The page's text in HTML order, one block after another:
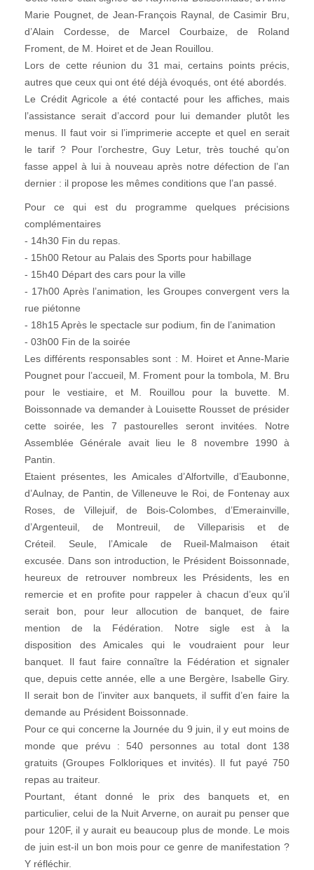
Marie Pougnet, de Jean-François Raynal, de Casimir Bru,
d’Alain Cordesse, de Marcel Courbaize, de Roland
Froment, de M. Hoiret et de Jean Rouillou.
Lors de cette réunion du 31 mai, certains points précis,
autres que ceux qui ont été déjà évoqués, ont été abordés.
Le Crédit Agricole a été contacté pour les affiches, mais
l’assistance serait d’accord pour lui demander plutôt les
menus. Il faut voir si l’imprimerie accepte et quel en serait
le tarif ? Pour l’orchestre, Guy Letur, très touché qu’on
fasse appel à lui à nouveau après notre défection de l’an
dernier : il propose les mêmes conditions que l’an passé.
Pour ce qui est du programme quelques précisions
complémentaires
- 14h30 Fin du repas.
- 15h00 Retour au Palais des Sports pour habillage
- 15h40 Départ des cars pour la ville
- 17h00 Après l’animation, les Groupes convergent vers la
rue piétonne
- 18h15 Après le spectacle sur podium, fin de l’animation
- 03h00 Fin de la soirée
Les différents responsables sont : M. Hoiret et Anne-Marie
Pougnet pour l’accueil, M. Froment pour la tombola, M. Bru
pour le vestiaire, et M. Rouillou pour la buvette. M.
Boissonnade va demander à Louisette Rousset de présider
cette soirée, les 7 pastourelles seront invitées. Notre
Assemblée Générale avait lieu le 8 novembre 1990 à
Pantin.
Etaient présentes, les Amicales d’Alfortville, d’Eaubonne,
d’Aulnay, de Pantin, de Villeneuve le Roi, de Fontenay aux
Roses, de Villejuif, de Bois-Colombes, d’Emerainville,
d’Argenteuil, de Montreuil, de Villeparisis et de
Créteil. Seule, l’Amicale de Rueil-Malmaison était
excusée. Dans son introduction, le Président Boissonnade,
heureux de retrouver nombreux les Présidents, les en
remercie et en profite pour rappeler à chacun d’eux qu’il
serait bon, pour leur allocution de banquet, de faire
mention de la Fédération. Notre sigle est à la
disposition des Amicales qui le voudraient pour leur
banquet. Il faut faire connaître la Fédération et signaler
que, depuis cette année, elle a une Bergère, Isabelle Giry.
Il serait bon de l’inviter aux banquets, il suffit d’en faire la
demande au Président Boissonnade.
Pour ce qui concerne la Journée du 9 juin, il y eut moins de
monde que prévu : 540 personnes au total dont 138
gratuits (Groupes Folkloriques et invités). Il fut payé 750
repas au traiteur.
Pourtant, étant donné le prix des banquets et, en
particulier, celui de la Nuit Arverne, on aurait pu penser que
pour 120F, il y aurait eu beaucoup plus de monde. Le mois
de juin est-il un bon mois pour ce genre de manifestation ?
Y réfléchir.